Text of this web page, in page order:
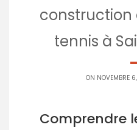
construction
tennis à
ON NOVEMBRE
Comprendre